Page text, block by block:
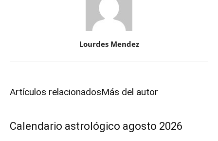
Lourdes Mendez
Artículos relacionadosMás del autor
Calendario astrológico agosto 2026